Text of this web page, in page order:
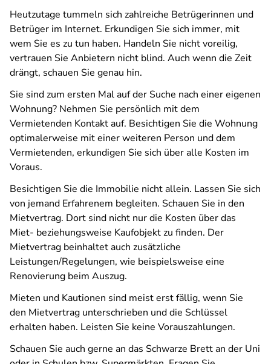
Heutzutage tummeln sich zahlreiche Betrügerinnen und
Betrüger im Internet. Erkundigen Sie sich immer, mit
wem Sie es zu tun haben. Handeln Sie nicht voreilig,
vertrauen Sie Anbietern nicht blind. Auch wenn die Zeit
drängt, schauen Sie genau hin.
Sie sind zum ersten Mal auf der Suche nach einer eigenen
Wohnung? Nehmen Sie persönlich mit dem
Vermietenden Kontakt auf. Besichtigen Sie die Wohnung
optimalerweise mit einer weiteren Person und dem
Vermietenden, erkundigen Sie sich über alle Kosten im
Voraus.
Besichtigen Sie die Immobilie nicht allein. Lassen Sie sich
von jemand Erfahrenem begleiten. Schauen Sie in den
Mietvertrag. Dort sind nicht nur die Kosten über das
Miet- beziehungsweise Kaufobjekt zu finden. Der
Mietvertrag beinhaltet auch zusätzliche
Leistungen/Regelungen, wie beispielsweise eine
Renovierung beim Auszug.
Mieten und Kautionen sind meist erst fällig, wenn Sie
den Mietvertrag unterschrieben und die Schlüssel
erhalten haben. Leisten Sie keine Vorauszahlungen.
Schauen Sie auch gerne an das Schwarze Brett an der Uni